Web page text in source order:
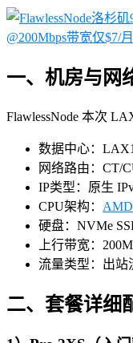
一、机房与网
FlawlessNode 本次
数据中心：
网络路由：CT/
IP类型：原生
CPU架构：
硬盘：NVMe
上行带宽：
流量类型：出站
二、套餐详细